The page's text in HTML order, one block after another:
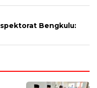
Bengkulu: